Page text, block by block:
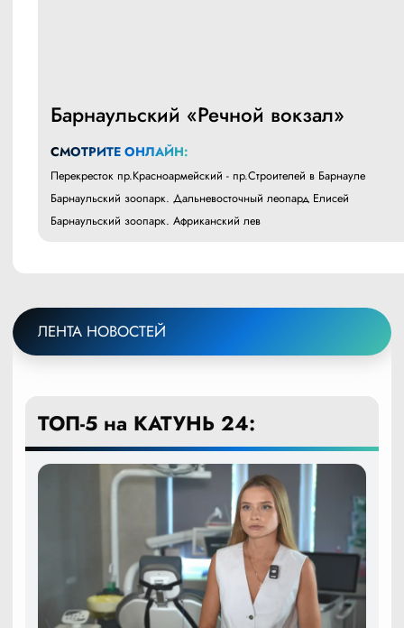
Барнаульский «Речной вокзал»
СМОТРИТЕ ОНЛАЙН:
Перекресток пр.Красноармейский - пр.Строителей в Барнауле
Барнаульский зоопарк. Дальневосточный леопард Елисей
Барнаульский зоопарк. Африканский лев
ЛЕНТА НОВОСТЕЙ
ТОП-5 на КАТУНЬ 24: